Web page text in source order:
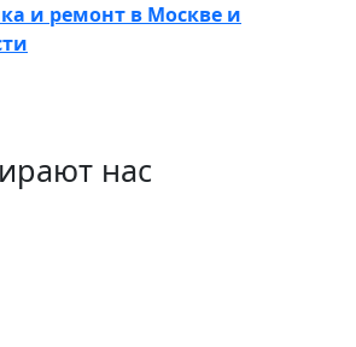
и ремонт в Москве и
нас